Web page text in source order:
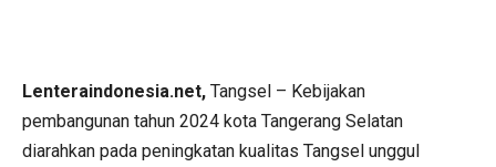
Lenteraindonesia.net, Tangsel – Kebijakan
pembangunan tahun 2024 kota Tangerang Selatan
diarahkan pada peningkatan kualitas Tangsel unggul